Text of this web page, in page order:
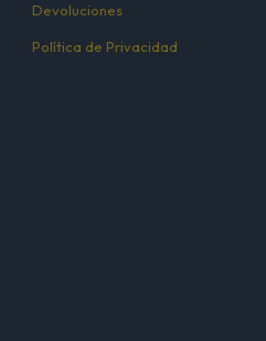
Devoluciones
Política de Privacidad